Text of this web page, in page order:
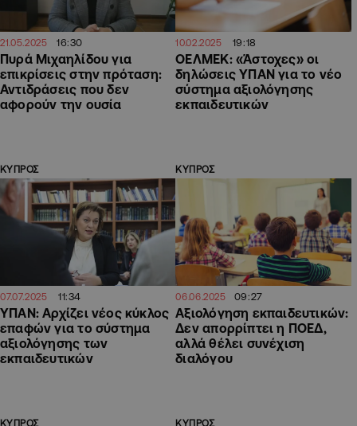
21.05.2025 16:30
Πυρά Μιχαηλίδου για
επικρίσεις στην πρόταση:
Αντιδράσεις που δεν
αφορούν την ουσία
10.02.2025 19:18
ΟΕΛΜΕΚ: «Άστοχες» οι
δηλώσεις ΥΠΑΝ για το νέο
σύστημα αξιολόγησης
εκπαιδευτικών
ΚΥΠΡΟΣ
07.07.2025 11:34
ΥΠΑΝ: Αρχίζει νέος κύκλος
επαφών για το σύστημα
αξιολόγησης των
εκπαιδευτικών
ΚΥΠΡΟΣ
06.06.2025 09:27
Αξιολόγηση εκπαιδευτικών:
Δεν απορρίπτει η ΠΟΕΔ,
αλλά θέλει συνέχιση
διαλόγου
ΚΥΠΡΟΣ ΚΥΠΡΟΣ